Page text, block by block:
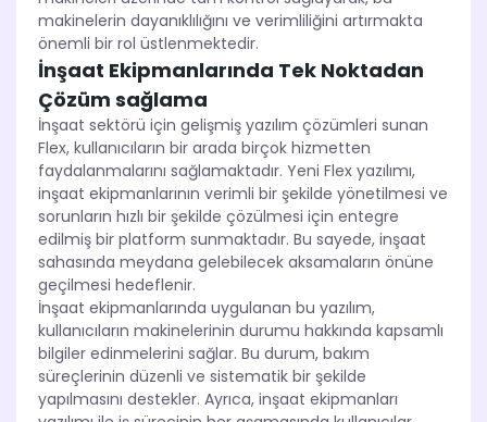
makinelerin dayanıklılığını ve verimliliğini artırmakta
önemli bir rol üstlenmektedir.
İnşaat Ekipmanlarında Tek Noktadan
Çözüm sağlama
İnşaat sektörü için gelişmiş yazılım çözümleri sunan
Flex, kullanıcıların bir arada birçok hizmetten
faydalanmalarını sağlamaktadır. Yeni Flex yazılımı,
inşaat ekipmanlarının verimli bir şekilde yönetilmesi ve
sorunların hızlı bir şekilde çözülmesi için entegre
edilmiş bir platform sunmaktadır. Bu sayede, inşaat
sahasında meydana gelebilecek aksamaların önüne
geçilmesi hedeflenir.
İnşaat ekipmanlarında uygulanan bu yazılım,
kullanıcıların makinelerinin durumu hakkında kapsamlı
bilgiler edinmelerini sağlar. Bu durum, bakım
süreçlerinin düzenli ve sistematik bir şekilde
yapılmasını destekler. Ayrıca, inşaat ekipmanları